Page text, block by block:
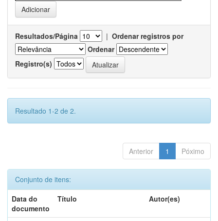
Resultados/Página | Ordenar registros por
Ordenar
Registro(s)
Resultado 1-2 de 2.
Anterior 1 Póximo
Conjunto de itens:
Data do
documento
Título Autor(es)